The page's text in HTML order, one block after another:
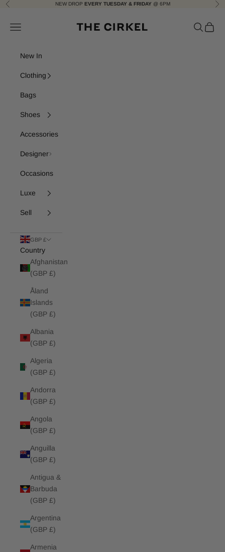
Skip to content
Previous NEW DROP EVERY TUESDAY & FRIDAY @ 6PM
Navigation menu Search
Cart
New In
Clothing
Bags
Shoes
Accessories
Designer
Occasions
Luxe
Sell
GBP £
Country
Afghanistan
(GBP £)
Åland
Islands
(GBP £)
Albania
(GBP £)
Algeria
(GBP £)
Andorra
(GBP £)
Angola
(GBP £)
Anguilla
(GBP £)
Antigua &
Barbuda
(GBP £)
Argentina
(GBP £)
Armenia